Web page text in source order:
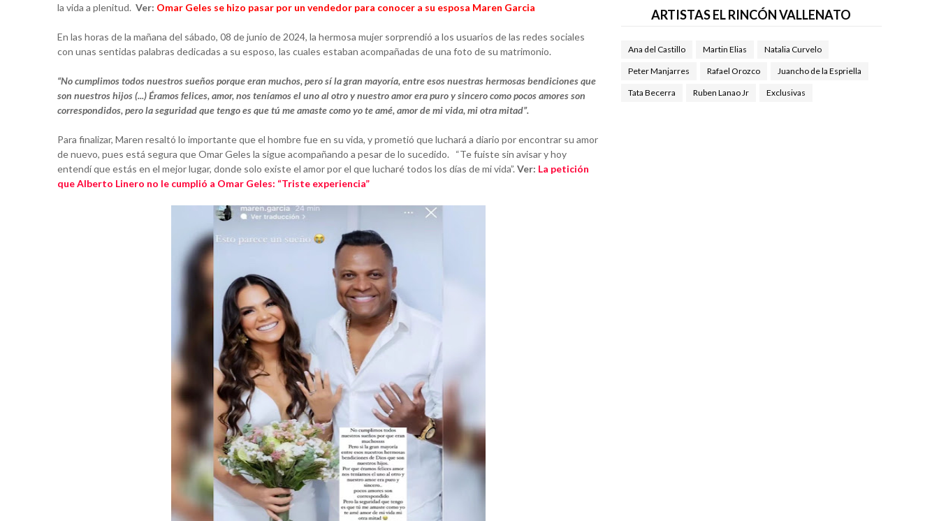
la vida a plenitud. Ver: Omar Geles se hizo pasar por un vendedor para conocer a su esposa Maren Garcia
En las horas de la mañana del sábado, 08 de junio de 2024, la hermosa mujer sorprendió a los usuarios de las redes sociales
con unas sentidas palabras dedicadas a su esposo, las cuales estaban acompañadas de una foto de su matrimonio.
“No cumplimos todos nuestros sueños porque eran muchos, pero sí la gran mayoría, entre esos nuestras hermosas bendiciones que
son nuestros hijos (...) Éramos felices, amor, nos teníamos el uno al otro y nuestro amor era puro y sincero como pocos amores son
correspondidos, pero la seguridad que tengo es que tú me amaste como yo te amé, amor de mi vida, mi otra mitad”.
Para finalizar, Maren resaltó lo importante que el hombre fue en su vida, y prometió que luchará a diario por encontrar su amor
de nuevo, pues está segura que Omar Geles la sigue acompañando a pesar de lo sucedido. “Te fuiste sin avisar y hoy
entendí que estás en el mejor lugar, donde solo existe el amor por el que lucharé todos los días de mi vida”.Ver: La petición
que Alberto Linero no le cumplió a Omar Geles: “Triste experiencia”
ARTISTAS EL RINCÓN VALLENATO
Ana del Castillo Martin Elias Natalia Curvelo
Peter Manjarres Rafael Orozco Juancho de la Espriella
Tata Becerra Ruben Lanao Jr Exclusivas